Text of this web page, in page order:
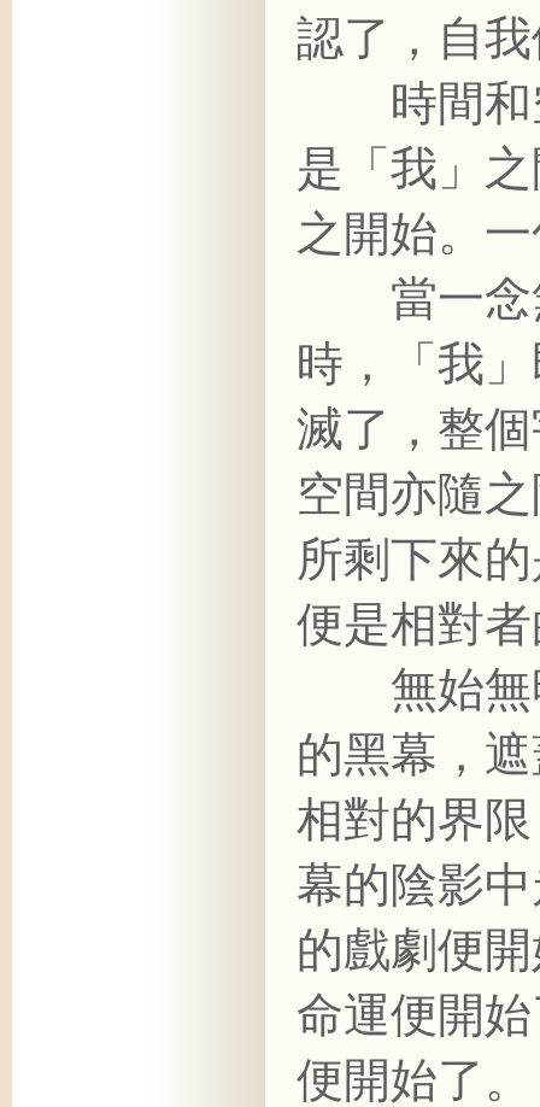
認了，自
時間和
是「我」
之開始。
當一念
時，「我
滅了，整
空間亦隨
所剩下來
便是相對
無始無
的黑幕，
相對的界
幕的陰影
的戲劇便
命運便開
便開始了。